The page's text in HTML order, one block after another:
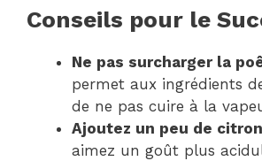
Conseils pour le
Ne pas surcharger la
permet aux ingrédients
de ne pas cuire à la
Ajoutez un peu de
aimez un goût plus